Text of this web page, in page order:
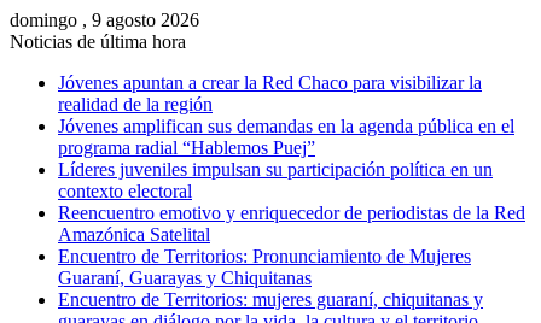
domingo , 9 agosto 2026
Noticias de última hora
Jóvenes apuntan a crear la Red Chaco para visibilizar la
realidad de la región
Jóvenes amplifican sus demandas en la agenda pública en el
programa radial “Hablemos Puej”
Líderes juveniles impulsan su participación política en un
contexto electoral
Reencuentro emotivo y enriquecedor de periodistas de la Red
Amazónica Satelital
Encuentro de Territorios: Pronunciamiento de Mujeres
Guaraní, Guarayas y Chiquitanas
Encuentro de Territorios: mujeres guaraní, chiquitanas y